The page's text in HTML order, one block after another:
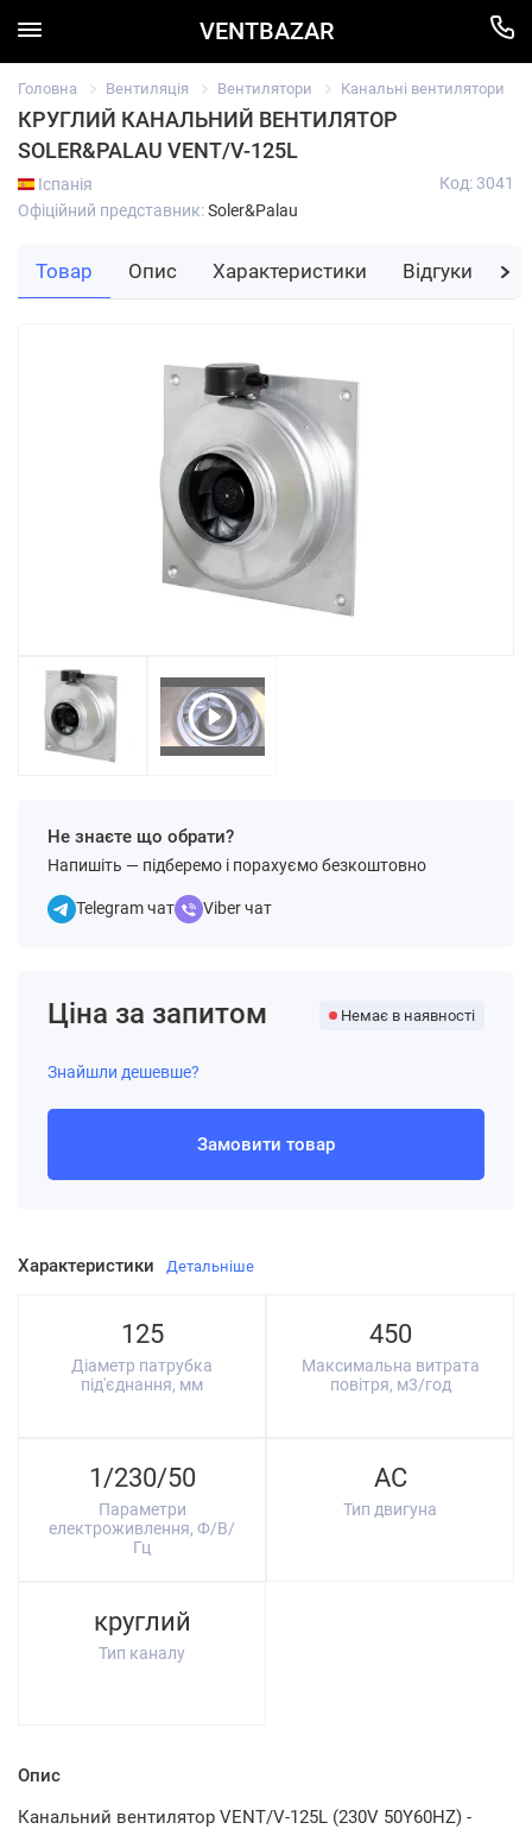
VENTBAZAR
Головна Вентиляція Вентилятори Канальні вентилятори
КРУГЛИЙ КАНАЛЬНИЙ ВЕНТИЛЯТОР
SOLER&PALAU VENT/V-125L
Іспанія
Офіційний представник:Soler&Palau
Код: 3041
Не знаєте що обрати?
Напишіть — підберемо і порахуємо безкоштовно
Telegram чат Viber чат
Характеристики Детальніше
125
Діаметр патрубка
під'єднання, мм
450
Максимальна витрата
повітря, м3/год
1/230/50
Параметри
електроживлення, Ф/В/
Гц
AC
Тип двигуна
круглий
Тип каналу
Опис
Канальний вентилятор VENT/V-125L (230V 50Y60HZ) -
Ціна за запитом Немає в наявності
Знайшли дешевше?
Замовити товар
Товар Опис Характеристики Відгуки